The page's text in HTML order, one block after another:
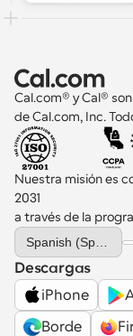
Cal.com® y Cal®
de Cal.com, Inc.
Nuestra misión es
2031
a través de la
Select Language
Descargas
iPhone
Borde